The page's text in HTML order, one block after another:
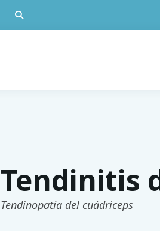
Tendinitis
Tendinopatía del cuádriceps